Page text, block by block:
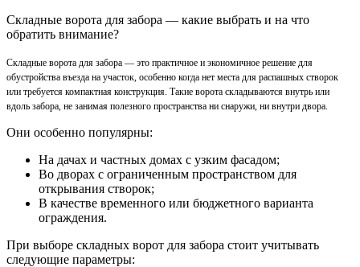
Складные ворота для забора — какие выбрать и на что
обратить внимание?
Складные ворота для забора — это практичное и экономичное решение для
обустройства въезда на участок, особенно когда нет места для распашных створок
или требуется компактная конструкция. Такие ворота складываются внутрь или
вдоль забора, не занимая полезного пространства ни снаружи, ни внутри двора.
Они особенно популярны:
На дачах и частных домах с узким фасадом;
Во дворах с ограниченным пространством для
открывания створок;
В качестве временного или бюджетного варианта
ограждения.
При выборе складных ворот для забора стоит учитывать
следующие параметры: